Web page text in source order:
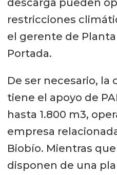
descarga pueden
restricciones
el gerente de Planta
Portada.
De ser necesario,
tiene el apoyo de
hasta 1.800 m3,
empresa
Biobío. Mientras
disponen de una